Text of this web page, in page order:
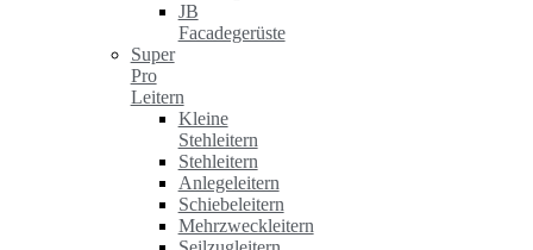
JB
Facadegerüste
Super
Pro
Leitern
Kleine
Stehleitern
Stehleitern
Anlegeleitern
Schiebeleitern
Mehrzweckleitern